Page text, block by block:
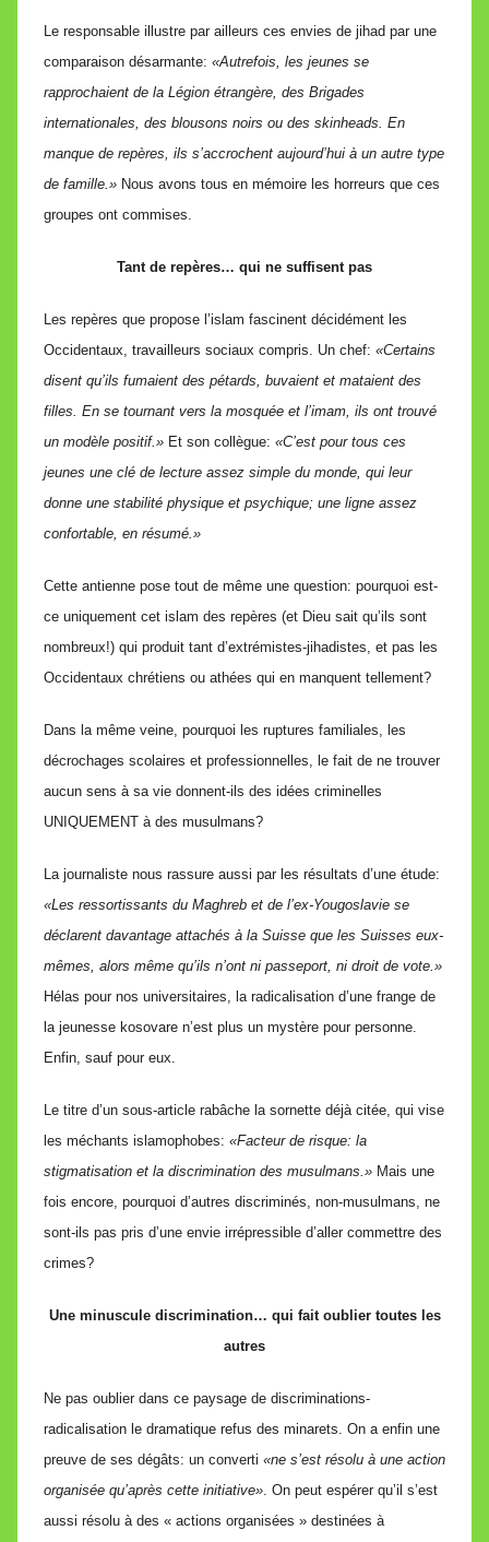
Le responsable illustre par ailleurs ces envies de jihad par une
comparaison désarmante: «Autrefois, les jeunes se
rapprochaient de la Légion étrangère, des Brigades
internationales, des blousons noirs ou des skinheads. En
manque de repères, ils s’accrochent aujourd’hui à un autre type
de famille.» Nous avons tous en mémoire les horreurs que ces
groupes ont commises.
Tant de repères… qui ne suffisent pas
Les repères que propose l’islam fascinent décidément les
Occidentaux, travailleurs sociaux compris. Un chef: «Certains
disent qu’ils fumaient des pétards, buvaient et mataient des
filles. En se tournant vers la mosquée et l’imam, ils ont trouvé
un modèle positif.» Et son collègue: «C’est pour tous ces
jeunes une clé de lecture assez simple du monde, qui leur
donne une stabilité physique et psychique; une ligne assez
confortable, en résumé.»
Cette antienne pose tout de même une question: pourquoi est-
ce uniquement cet islam des repères (et Dieu sait qu’ils sont
nombreux!) qui produit tant d’extrémistes-jihadistes, et pas les
Occidentaux chrétiens ou athées qui en manquent tellement?
Dans la même veine, pourquoi les ruptures familiales, les
décrochages scolaires et professionnelles, le fait de ne trouver
aucun sens à sa vie donnent-ils des idées criminelles
UNIQUEMENT à des musulmans?
La journaliste nous rassure aussi par les résultats d’une étude:
«Les ressortissants du Maghreb et de l’ex-Yougoslavie se
déclarent davantage attachés à la Suisse que les Suisses eux-
mêmes, alors même qu’ils n’ont ni passeport, ni droit de vote.»
Hélas pour nos universitaires, la radicalisation d’une frange de
la jeunesse kosovare n’est plus un mystère pour personne.
Enfin, sauf pour eux.
Le titre d’un sous-article rabâche la sornette déjà citée, qui vise
les méchants islamophobes: «Facteur de risque: la
stigmatisation et la discrimination des musulmans.» Mais une
fois encore, pourquoi d’autres discriminés, non-musulmans, ne
sont-ils pas pris d’une envie irrépressible d’aller commettre des
crimes?
Une minuscule discrimination… qui fait oublier toutes les
autres
Ne pas oublier dans ce paysage de discriminations-
radicalisation le dramatique refus des minarets. On a enfin une
preuve de ses dégâts: un converti «ne s’est résolu à une action
organisée qu’après cette initiative» . On peut espérer qu’il s’est
aussi résolu à des « actions organisées » destinées à